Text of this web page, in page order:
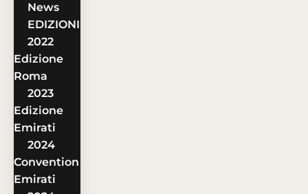
News
EDIZIONI
2022
Edizione
Roma
2023
Edizione
Emirati
2024
Convention
Emirati